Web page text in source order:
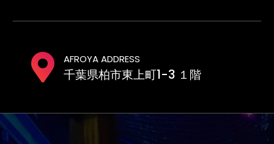
AFROYA ADDRESS
千葉県柏市東上町1-3 １階